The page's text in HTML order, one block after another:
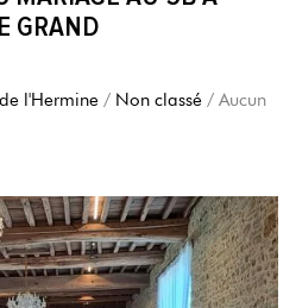
GRAND
de l'Hermine / Non classé / Aucun